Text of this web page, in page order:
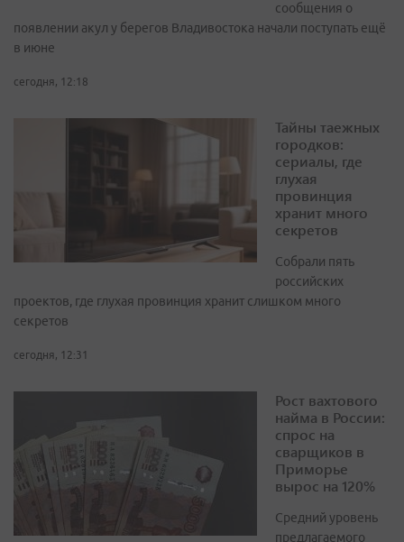
сообщения о
появлении акул у берегов Владивостока начали поступать ещё
в июне
сегодня, 12:18
Тайны таежных
городков:
сериалы, где
глухая
провинция
хранит много
секретов
Собрали пять
российских
проектов, где глухая провинция хранит слишком много
секретов
сегодня, 12:31
Рост вахтового
найма в России:
спрос на
сварщиков в
Приморье
вырос на 120%
Средний уровень
предлагаемого